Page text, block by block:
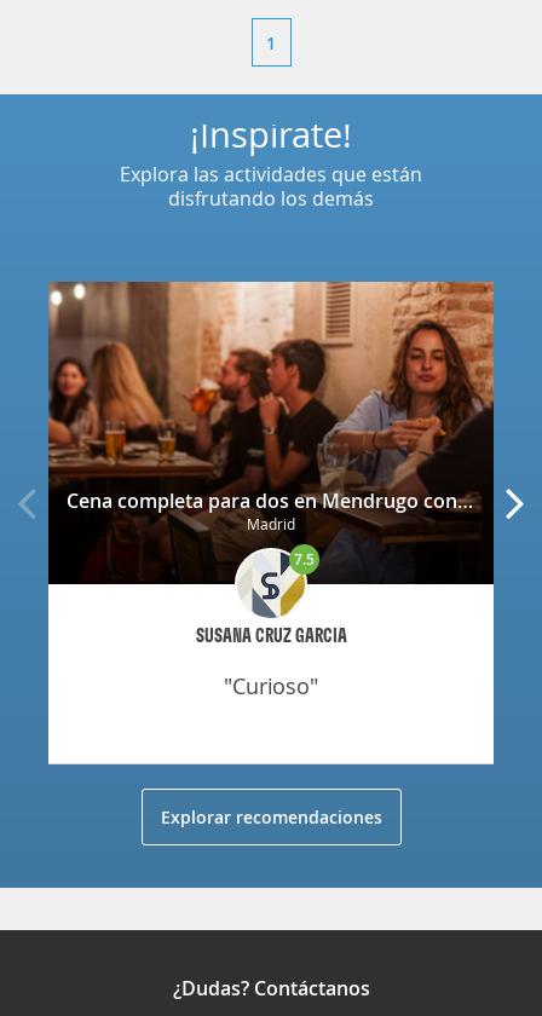
1
Cena completa para dos en Mendrugo con cerveza artesana incluida
Madrid
SUSANA CRUZ GARCIA
7.5
"curioso"
¡Inspírate!
Explora las actividades que están
disfrutando los demás
Explorar recomendaciones
¿Dudas? Contáctanos